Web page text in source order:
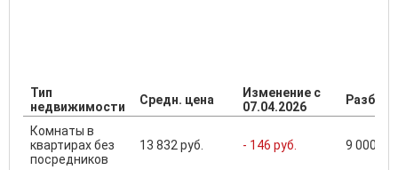
Тип
недвижимости
Средн. цена
Изменение с
07.04.2026
Комнаты в
квартирах без
посредников
13 832 руб. - 146 руб. 9 000 ...